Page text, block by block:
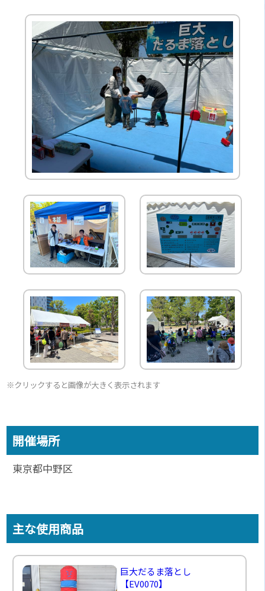
※クリックすると画像が大きく表示されます
開催場所
東京都中野区
主な使用商品
巨大だるま落とし
【EV0070】